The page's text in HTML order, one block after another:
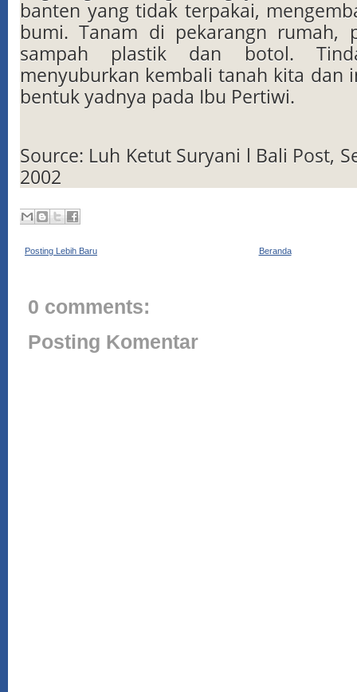
banten yang tidak terpakai,
bumi. Tanam di pekarangn rumah,
sampah plastik dan botol.
menyuburkan kembali tanah kita dan
bentuk yadnya pada Ibu Pertiwi.
Source: Luh Ketut Suryani l Bali Post,
2002
Posting Lebih Baru Beranda
0 comments:
Posting Komentar